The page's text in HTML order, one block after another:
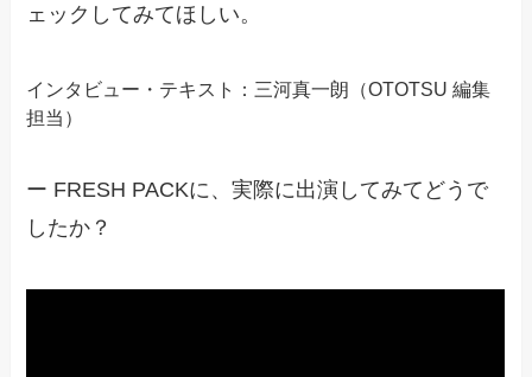
ェックしてみてほしい。
インタビュー・テキスト：三河真一朗（OTOTSU 編集
担当）
ー FRESH PACKに、実際に出演してみてどうで
したか？